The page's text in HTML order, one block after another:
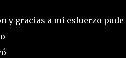
y gracias a mi esfuerzo